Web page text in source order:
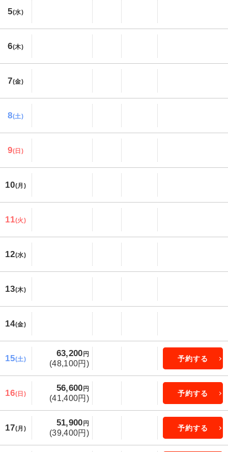
5(水)
6(木)
7(金)
8(土)
9(日)
10(月)
11(火)
12(水)
13(木)
14(金)
15(土)
63,200 円
(48,100円)
予約する
16(日)
56,600 円
(41,400円)
予約する
17(月)
51,900 円
(39,400円)
予約する